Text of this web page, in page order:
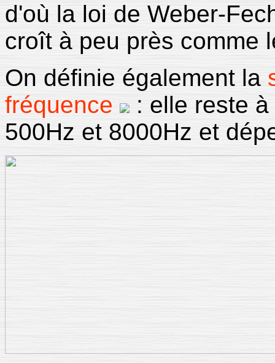
d'où la loi de Weber-
croît à peu près comme
On définie également la
fréquence
: elle reste
500Hz et 8000Hz et